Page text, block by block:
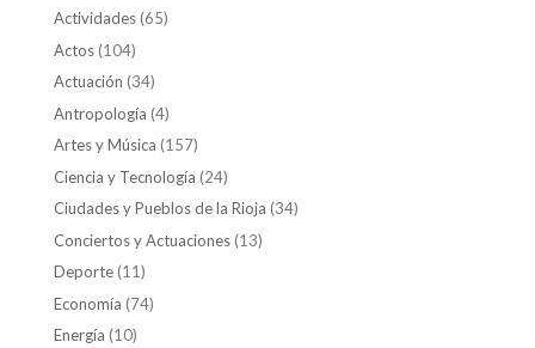
Actividades(65)
Actos(104)
Actuación (34)
Antropología (4)
Artes y Música (157)
Ciencia y Tecnología (24)
Ciudades y Pueblos de la Rioja (34)
Conciertos y Actuaciones(13)
Deporte(11)
Economía (74)
Energía (10)